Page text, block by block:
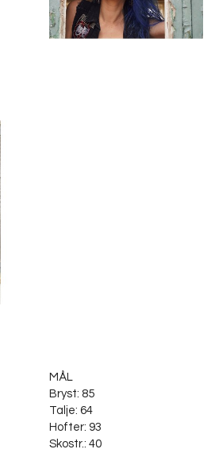
MÅL
Bryst: 85
Talje: 64
Hofter: 93
Skostr.: 40